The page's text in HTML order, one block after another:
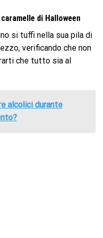
di Halloween
si tuffi nella sua pila di
verificando che non
che tutto sia al
alcolici durante